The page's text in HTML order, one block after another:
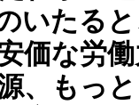
いたる
価な労
、もっ